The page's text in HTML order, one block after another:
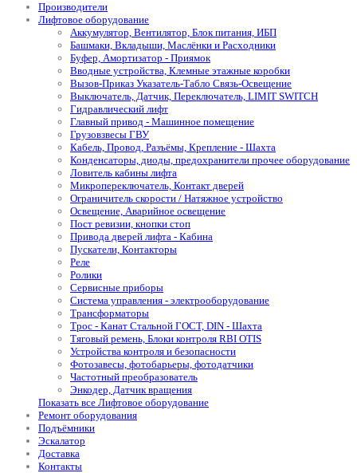
Производители
Лифтовое оборудование
Аккумулятор, Вентилятор, Блок питания, ИБП
Башмаки, Вкладыши, Маслёнки и Расходники
Буфер, Амортизатор - Приямок
Вводные устройства, Клемные этажные коробки
Вызов-Приказ Указатель-Табло Связь-Освещение
Выключатель, Датчик, Переключатель, LIMIT SWITCH
Гидравлический лифт
Главный привод - Машинное помещение
Грузовзвесы ГВУ
Кабель, Провод, Разъёмы, Крепление - Шахта
Конденсаторы, диоды, предохранители прочее оборудование
Ловитель кабины лифта
Микропереключатель, Контакт дверей
Ограничитель скорости / Натяжное устройство
Освещение, Аварийное освещение
Пост ревизии, кнопки стоп
Привода дверей лифта - Кабина
Пускатели, Контакторы
Реле
Ролики
Сервисные приборы
Система управления - электрооборудование
Трансформаторы
Трос - Канат Стальной ГОСТ, DIN - Шахта
Тяговый ремень, Блоки контроля RBI OTIS
Устройства контроля и безопасности
Фотозавесы, фотобарьеры, фотодатчики
Частотный преобразователь
Энкодер, Датчик вращения
Показать все Лифтовое оборудование
Ремонт оборудования
Подъёмники
Эскалатор
Доставка
Контакты